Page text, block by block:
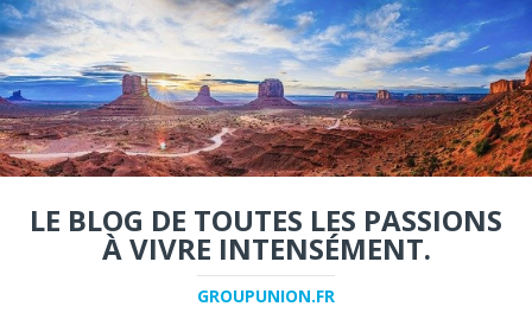
LE BLOG DE TOUTES LES PASSIONS
À VIVRE INTENSÉMENT.
GROUPUNION.FR